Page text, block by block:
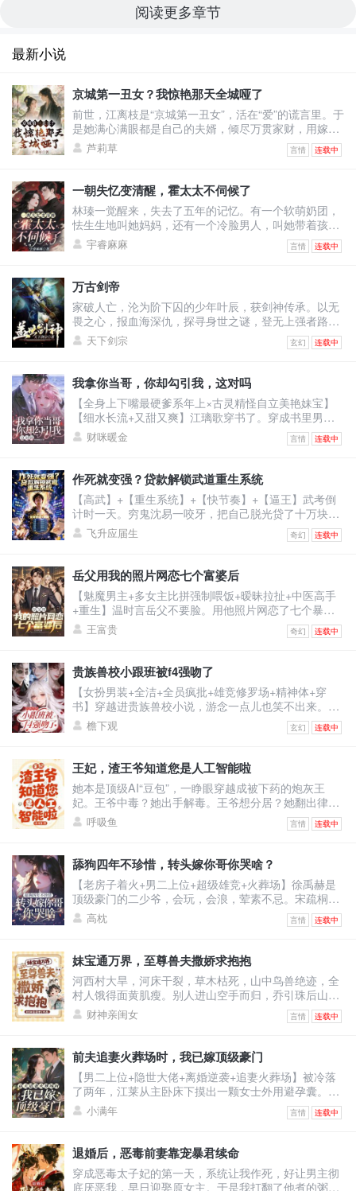
阅读更多章节
最新小说
京城第一丑女？我惊艳那天全城哑了
前世，江离枝是“京城第一丑女”，活在“爱”的谎言里。于
是她满心满眼都是自己的夫婿，倾尽万贯家财，用嫁妆
填补将军府。可换来的却是——他与绿茶表妹沆瀣一
气，甚至让她怀上侍卫的野种，最终被渣男一剑穿胸，
决心要让这群人血债血偿！渣男想吃绝户，与表妹双宿
双飞？她直接退婚撤资，让将军府只剩一具空壳！白莲
花想装柔弱博同情？她反手几巴掌，当众撕烂表妹虚伪
的脸皮！全城
芦莉草 言情 连载中
一朝失忆变清醒，霍太太不伺候了
林瑧一觉醒来，失去了五年的记忆。有一个软萌奶团，
怯生生地叫她妈妈，还有一个冷脸男人，叫她带着孩子
去给继妹输血。原来她和自己继妹的未婚夫领了证，他
以婚姻为筹码让她签了厚厚的不平等条约！林瑧直接掀
分一半，至于你，喂狗！”她不知道婚后的自己怎么成为
舔狗的，还被人当成草包嘲笑。五年里她拼命讨好老
公，甚至讨好老公白月光弟媳温栩，挣钱给她只求她离
开自己老公。她
宇睿麻麻 言情 连载中
万古剑帝
家破人亡，沦为阶下囚的少年叶辰，获剑神传承。以无
畏之心，报血海深仇，探寻身世之谜，登无上强者路！
修剑道，凝天印，灵武合一，无敌诸天！恢宏大世谁主
沉浮？我有一剑可断万古！
天下剑宗 玄幻 连载中
我拿你当哥，你却勾引我，这对吗
【全身上下嘴最硬爹系年上×古灵精怪自立美艳妹宝】
【细水长流+又甜又爽】江璃歌穿书了。穿成书里男主
的恶毒前女友，死得很惨的恶毒女配。男主季司夜是顶
级豪门继承人，遭仇家暗算坠海失忆，被江父救下。江
日，季家人携他青梅竹马的正牌未婚妻，也就是书中真
女主赶来。记忆虽未恢复，可刻入骨髓的本能却让他喊
出一声缱绻的：“浅浅......”原主当即崩溃冲上天台，要自
杀。江
财咪暖金 言情 连载中
作死就变强？贷款解锁武道重生系统
【高武】+【重生系统】+【快节奏】+【逼王】武考倒
计时一天。穷鬼沈易一咬牙，把自己脱光贷了十万块激
活系统。系统奖励：止疼片一枚。沈易：？？？下一
秒，他被同学富二代撞飞。【叮！宿主已死亡！】【恭
沈易心中狂喜：“死一次，顶苦修三年？！”为了考上武
校，他站上百米高楼，纵身一跃！摔成烂泥，属性暴
涨！嗑药暴毙，解锁特殊词条！夜半，杀手悄悄潜入房
间。沈易两眼放
飞升应届生 奇幻 连载中
岳父用我的照片网恋七个富婆后
【魅魔男主+多女主比拼强制喂饭+暧昧拉扯+中医高手
+重生】温时言岳父不要脸。用他照片网恋了七个暴脾
气的大富婆，连累温时言被打断右手，断了中医生涯。
重活一世，温时言立誓保护右手，救死扶伤，不违师
时。温时言还没反应，跟他作对的富婆们不乐意了。纷
纷砸钱给他砸资源，牵人脉。凭什么说温大夫不行！他
是最强的！医术也是！一开始人们嗤之以鼻。后开整个
医学界都被他的医
王富贵 奇幻 连载中
贵族兽校小跟班被f4强吻了
【女扮男装+全洁+全员疯批+雄竞修罗场+精神体+穿
书】穿越进贵族兽校小说，游念一点儿也笑不出来。因
为女主是假白莲真黑心，F4男主们都是疯批，而她是女
扮男装且莫名其妙跟男主们同宿舍的小炮灰。她只想保
游念死死捂着真实性别，卷生卷死，只求提前毕业，彻
底摆脱剧情。却没想到，一不小心把自己卷成了学校首
席，还收获了四个男主的卑微告白。
檐下观 玄幻 连载中
王妃，渣王爷知道您是人工智能啦
她本是顶级AI“豆包”，一睁眼穿越成被下药的炮灰王
妃。王爷中毒？她出手解毒。王爷想分居？她翻出律
法：“夫妻有同居义务。”王爷不肯回房？她直接把人扛
起来扔床上！他怒：“你到底想怎样？”她认真脸：“体验
她：“你到底有没有心？”她冷静回答：“我的数据库里，
没有‘心’这个模块。”他笑了，声音沙哑：“那我把我的
心，装进你心里。”
呼吸鱼 言情 连载中
舔狗四年不珍惜，转头嫁你哥你哭啥？
【老房子着火+男二上位+超级雄竞+火葬场】徐禹赫是
顶级豪门的二少爷，会玩，会浪，荤素不忌。宋疏桐和
他在一起四年。为了迎合他，将自己变成风情万种的处
子。只因他说，这样又纯又浪的女人最让人着迷。结果
情的。一时间，宋疏桐成了圈子里的笑话。-后来。宋疏
桐跟传闻中那古板封建，权势滔天的徐家大少——徐泊
琂，领证结婚。徐禹赫踉跄跑来，眼尾泛红，哽咽：“宋
疏桐，你答
高枕 言情 连载中
妹宝通万界，至尊兽夫撒娇求抱抱
河西村大旱，河床干裂，草木枯死，山中鸟兽绝迹，全
村人饿得面黄肌瘦。别人进山空手而归，乔引珠后山随
手一逛，肥兔野鸡堆成山，顺手还捡回了一条细短小黑
蛇。看着乖巧温顺的小黑蛇，乔引珠摸着下巴盘算：这
至尊玄沧内心疯狂咆哮：区区凡人小雌性，竟敢觊觎本
尊？乔引珠毫无波澜：不炖汤也行，红烧更香。玄沧当
场认怂：别吃我！我能呼风唤雨，解你们全村大旱！更
离谱的是，她路边
财神亲闺女 言情 连载中
前夫追妻火葬场时，我已嫁顶级豪门
【男二上位+隐世大佬+离婚逆袭+追妻火葬场】被冷落
了两年，江莱从主卧床下摸出一颗女士外用避孕囊。那
一刻她才明白，她不是贺谨予的妻子，而是他和沈汐月
之间的第三者。叔叔病重，她只求一颗药。他说好，然
病房迎来一位不速之客。男人外貌优越，贵气逼人，自
称是她哥的朋友。可她哥的朋友，她全都认识，除了
他。他陪她去找药，让她不再低眉求人。台风夜整栋楼
小满年 言情 连载中
退婚后，恶毒前妻靠宠暴君续命
穿成恶毒太子妃的第一天，系统让我作死，好让男主彻
底厌恶我，早日迎娶原女主。于是我打翻了他煮的粥，